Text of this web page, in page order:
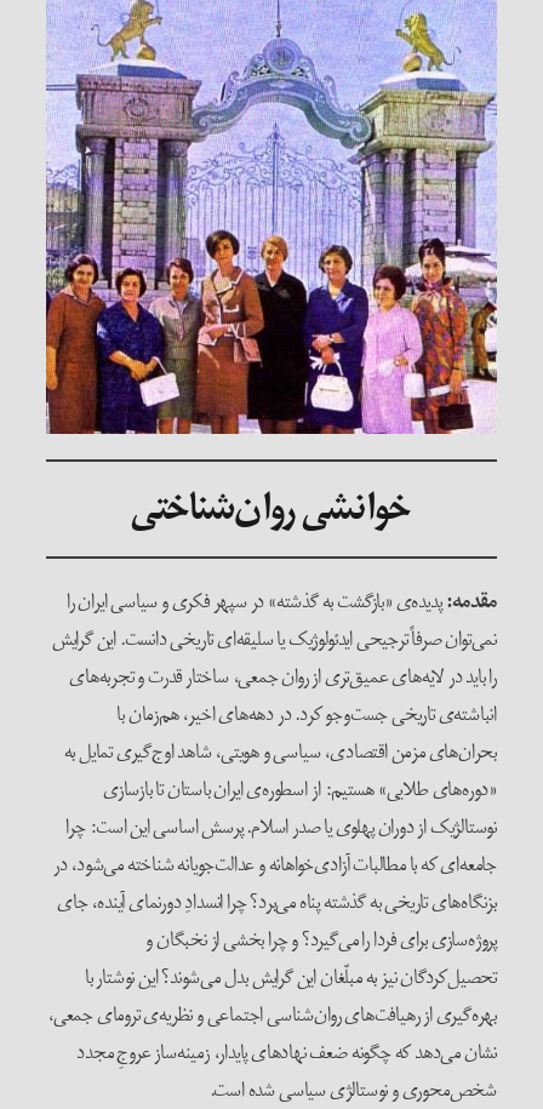
خوانشی روان‌شناختی
مقدمه:پدیده‌ی «بازگشت به گذشته» در سپهر فکری و سیاسی ایران را
نمی‌توان صرفاً ترجیحی ایدئولوژیک یا سلیقه‌ای تاریخی دانست. این گرایش
را باید در لایه‌های عمیق‌تری از روان جمعی، ساختار قدرت و تجربه‌های
انباشته‌ی تاریخی جست‌وجو کرد. در دهه‌های اخیر، هم‌زمان با
بحران‌های مزمن اقتصادی، سیاسی و هویتی، شاهد اوج‌گیری تمایل به
«دوره‌های طلایی» هستیم: از اسطوره‌ی ایران باستان تا بازسازی
نوستالژیک از دوران پهلوی یا صدر اسلام. پرسش اساسی این است: چرا
جامعه‌ای که با مطالبات آزادی‌خواهانه و عدالت‌جویانه شناخته می‌شود، در
بزنگاه‌های تاریخی به گذشته پناه می‌برد؟ چرا انسدادِ دورنمای آینده، جای
پروژه‌سازی برای فردا را می‌گیرد؟ و چرا بخشی از نخبگان و
تحصیل‌کردگان نیز به مبلّغان این گرایش بدل می‌شوند؟ این نوشتار با
بهره‌گیری از رهیافت‌های روان‌شناسی اجتماعی و نظریه‌ی ترومای جمعی،
نشان می‌دهد که چگونه ضعف نهادهای پایدار، زمینه‌ساز عروجِ مجدد
شخص‌محوری و نوستالژی سیاسی شده است.